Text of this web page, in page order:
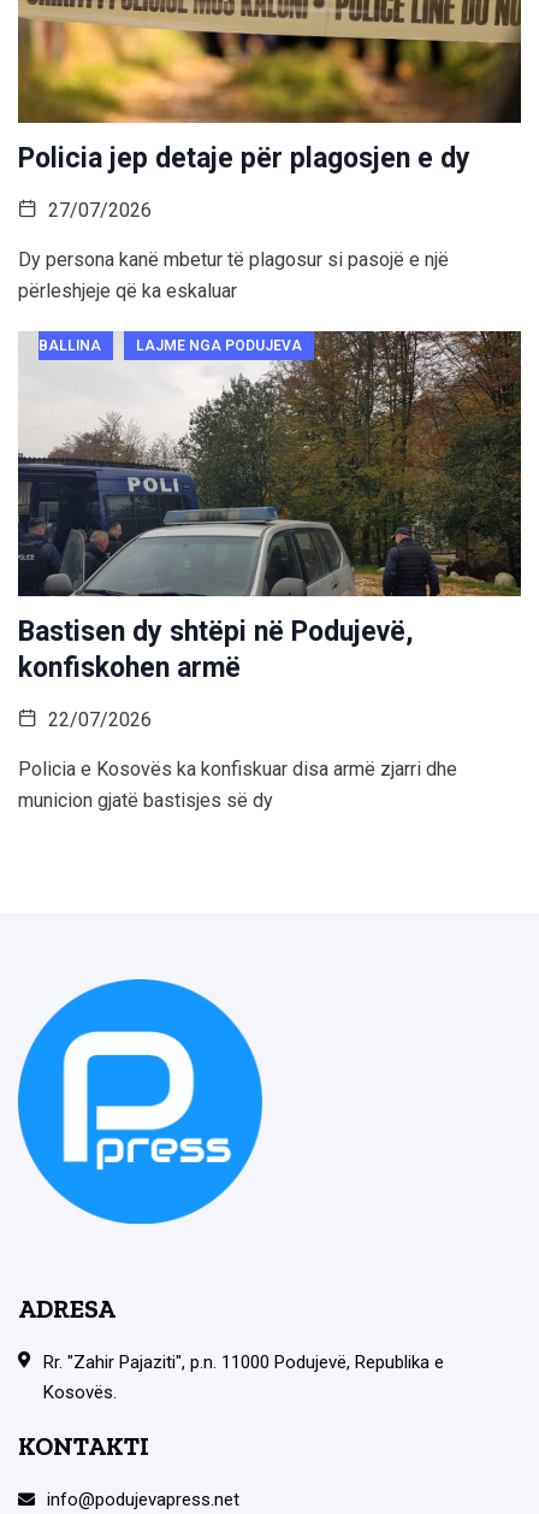
Policia jep detaje për plagosjen e dy
27/07/2026
Dy persona kanë mbetur të plagosur si pasojë e një
përleshjeje që ka eskaluar
BALLINA LAJME NGA PODUJEVA
Bastisen dy shtëpi në Podujevë,
konfiskohen armë
22/07/2026
Policia e Kosovës ka konfiskuar disa armë zjarri dhe
municion gjatë bastisjes së dy
ADRESA
Rr. "Zahir Pajaziti", p.n. 11000 Podujevë, Republika e
Kosovës.
KONTAKTI
info@podujevapress.net